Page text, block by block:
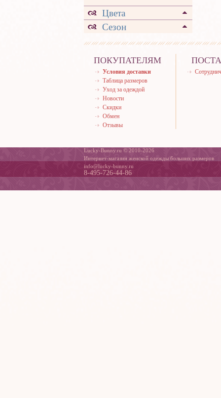
Цвета
Сезон
ПОКУПАТЕЛЯМ
Условия доставки
Таблица размеров
Уход за одеждой
Новости
Скидки
Обмен
Отзывы
Lucky-Bunny.ru © 2010-2026
Интернет-магазин женской одежды больших размеров
info@lucky-bunny.ru
8-495-726-44-86